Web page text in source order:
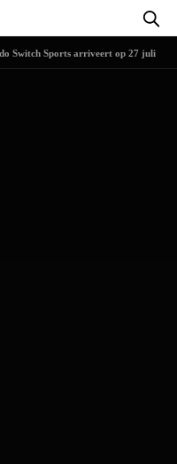
Switch Sports arriveert op 27 juli